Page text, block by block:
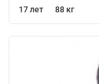
17 лет 88 кг